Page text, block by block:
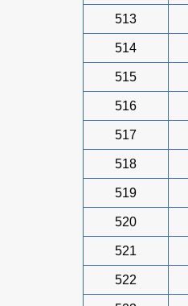
513
514
515
516
517
518
519
520
521
522